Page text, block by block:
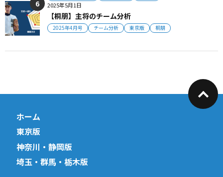
2025年5月1日
【桐朋】主将のチーム分析
2025年4月号 チーム分析 東京版 桐朋
ホーム
東京版
神奈川・静岡版
埼玉・群馬・栃木版